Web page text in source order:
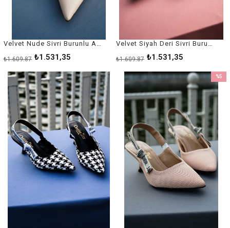
Velvet Nude Sivri Burunlu Arkası Açık Siyah Kumaş Kadın Stiletto / Nude Kadın Topuklu Ayakkabı
₺1.531,35
₺1.609,87
Velvet Siyah Deri Sivri Burunlu Arkası Açık Siyah Kumaş Kadın Stiletto / Siyah Kadın Topuklu Ayakkabı
₺1.531,35
₺1.609,87
%5
İndirim